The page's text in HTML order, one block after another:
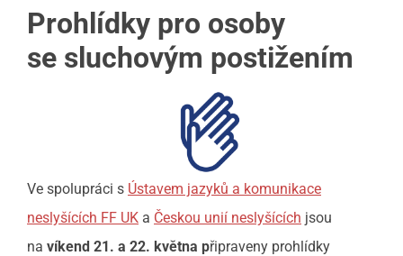
Prohlídky pro osoby
se sluchovým postižením
Ve spolupráci s Ústavem jazyků a komunikace
neslyšících FF UK a Českou unií neslyšících jsou
na víkend 21. a 22. května připraveny prohlídky